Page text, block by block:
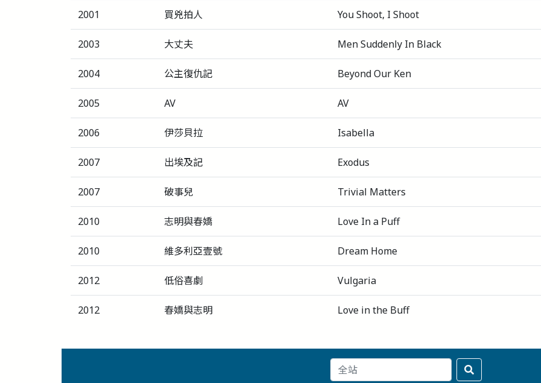
2001 買兇拍人 You Shoot, I Shoot
2003 大丈夫 Men Suddenly In Black
2004 公主復仇記 Beyond Our Ken
2005 AV AV
2006 伊莎貝拉 Isabella
2007 出埃及記 Exodus
2007 破事兒 Trivial Matters
2010 志明與春嬌 Love In a Puff
2010 維多利亞壹號 Dream Home
2012 低俗喜劇 Vulgaria
2012 春嬌與志明 Love in the Buff